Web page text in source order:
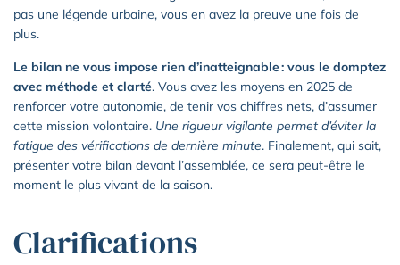
pas une légende urbaine, vous en avez la preuve une fois de
plus.
Le bilan ne vous impose rien d’inatteignable : vous le domptez
avec méthode et clarté. Vous avez les moyens en 2025 de
renforcer votre autonomie, de tenir vos chiffres nets, d’assumer
cette mission volontaire. Une rigueur vigilante permet d’éviter la
fatigue des vérifications de dernière minute. Finalement, qui sait,
présenter votre bilan devant l’assemblée, ce sera peut-être le
moment le plus vivant de la saison.
Clarifications